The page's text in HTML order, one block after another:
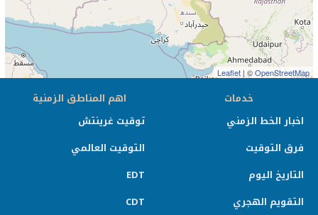
Leaflet| ©OpenStreetMap
خدمات
اخبار الخط الزمني
فرق التوقيت
التاريخ اليوم
التقويم الهجري
اهم المناطق الزمنية
توقيت غرينتش
التوقيت العالمي
EDT
CDT